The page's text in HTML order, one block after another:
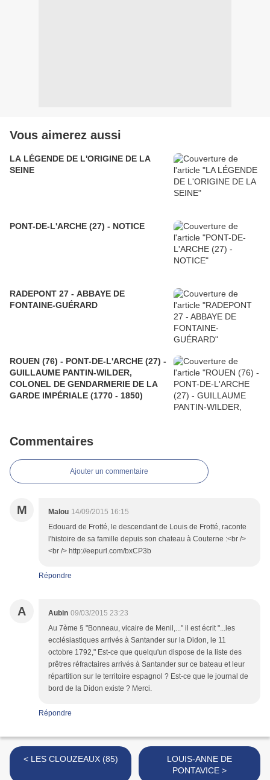
Vous aimerez aussi
LA LÉGENDE DE L'ORIGINE DE LA
SEINE
PONT-DE-L'ARCHE (27) - NOTICE
RADEPONT 27 - ABBAYE DE
FONTAINE-GUÉRARD
ROUEN (76) - PONT-DE-L'ARCHE (27) -
GUILLAUME PANTIN-WILDER,
COLONEL DE GENDARMERIE DE LA
GARDE IMPÉRIALE (1770 - 1850)
Commentaires
Ajouter un commentaire
M Malou 14/09/2015 16:15
Edouard de Frotté, le descendant de Louis de Frotté, raconte
l'histoire de sa famille depuis son chateau à Couterne :<br />
<br /> http://eepurl.com/bxCP3b
Répondre
A Aubin 09/03/2015 23:23
Au 7ème § "Bonneau, vicaire de Menil,..." il est écrit "...les
ecclésiastiques arrivés à Santander sur la Didon, le 11
octobre 1792," Est-ce que quelqu'un dispose de la liste des
prêtres réfractaires arrivés à Santander sur ce bateau et leur
répartition sur le territoire espagnol ? Est-ce que le journal de
bord de la Didon existe ? Merci.
Répondre
< LES CLOUZEAUX (85)
LOUIS-ANNE DE
PONTAVICE >